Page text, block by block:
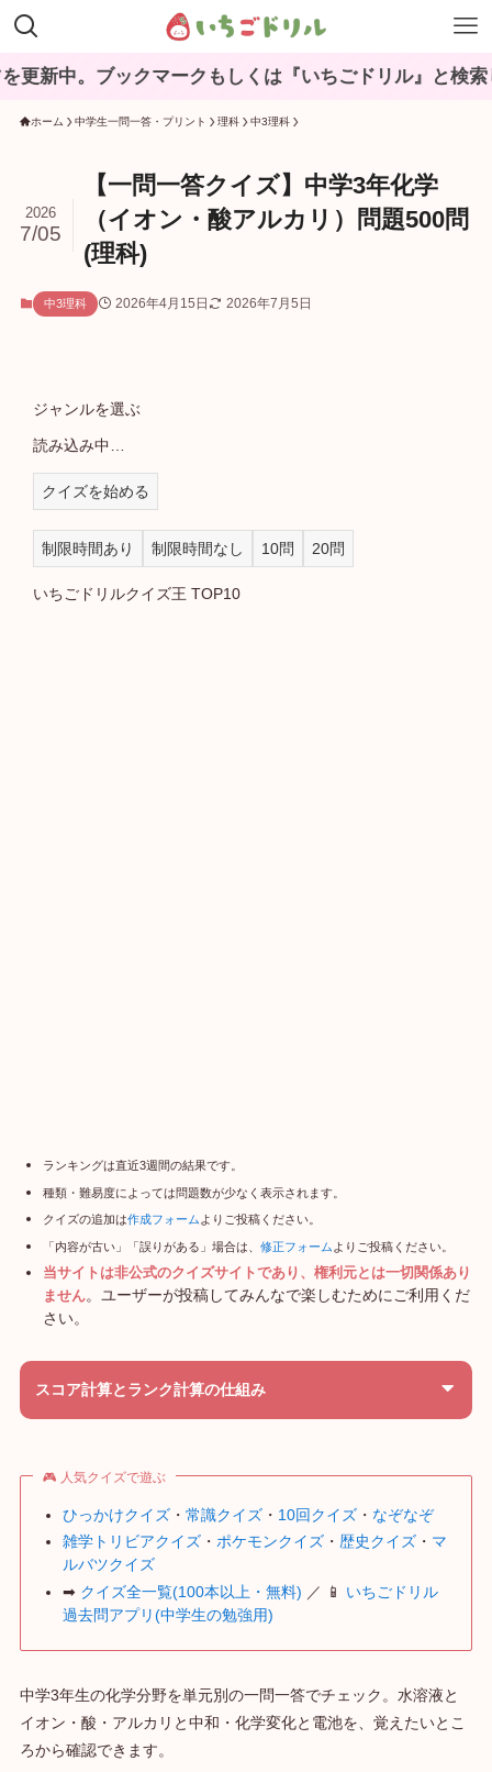
ブックマークもしくは『いちごドリル』と検索してね♪
ホーム 中学生一問一答・プリント 理科 中3理科
【一問一答クイズ】中学3年化学
（イオン・酸アルカリ）問題500問
(理科)
2026
7/05
中3理科 2026年4月15日 2026年7月5日
ジャンルを選ぶ
読み込み中…
クイズを始める
制限時間あり 制限時間なし 10問 20問
いちごドリルクイズ王 TOP10
ランキングは直近3週間の結果です。
種類・難易度によっては問題数が少なく表示されます。
クイズの追加は作成フォーム よりご投稿ください。
「内容が古い」「誤りがある」場合は、 修正フォーム よりご投稿ください。
当サイトは非公式のクイズサイトであり、権利元とは一切関係あり
ません。ユーザーが投稿してみんなで楽しむためにご利用くだ
さい。
スコア計算とランク計算の仕組み
🎮 人気クイズで遊ぶ
ひっかけクイズ ・常識クイズ ・ 10回クイズ ・ なぞなぞ
雑学トリビアクイズ ・ ポケモンクイズ ・ 歴史クイズ ・ マ
ルバツクイズ
➡ クイズ全一覧(100本以上・無料) ／ 📱 いちごドリル
過去問アプリ(中学生の勉強用)
中学3年生の化学分野を単元別の一問一答でチェック。水溶液と
イオン・酸・アルカリと中和・化学変化と電池を、覚えたいとこ
ろから確認できます。